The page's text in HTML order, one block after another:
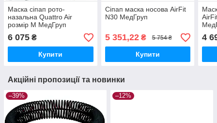
Маска сіпап рото-
назальна Quattro Air
розмір М МедГруп
6 075 ₴
Купити
Сіпап маска носова AirFit
N30 МедГруп
5 351,22₴ 5 754 ₴
Купити
4
Акційні пропозиції та новинки
–39% –12%